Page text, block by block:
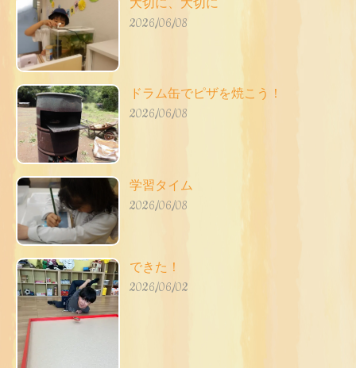
2026/06/08
ドラム缶でピザを焼こう！
2026/06/08
学習タイム
2026/06/08
できた！
2026/06/02